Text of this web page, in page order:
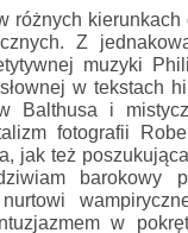
różnych
Z
muzyki
w tekstach
Balthusa i
fotografii
jak też
barokowy
w